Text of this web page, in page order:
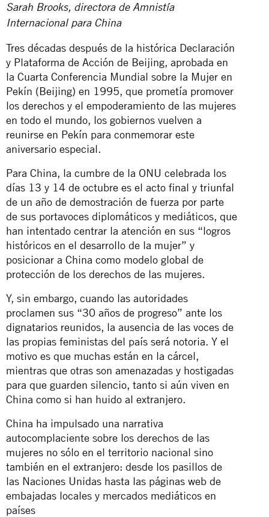
Sarah Brooks, directora de Amnistía
Internacional para China
Tres décadas después de la histórica Declaración
y Plataforma de Acción de Beijing, aprobada en
la Cuarta Conferencia Mundial sobre la Mujer en
Pekín (Beijing) en 1995, que prometía promover
los derechos y el empoderamiento de las mujeres
en todo el mundo, los gobiernos vuelven a
reunirse en Pekín para conmemorar este
aniversario especial.
Para China, la cumbre de la ONU celebrada los
días 13 y 14 de octubre es el acto final y triunfal
de un año de demostración de fuerza por parte
de sus portavoces diplomáticos y mediáticos, que
han intentado centrar la atención en sus “logros
históricos en el desarrollo de la mujer” y
posicionar a China como modelo global de
protección de los derechos de las mujeres.
Y, sin embargo, cuando las autoridades
proclamen sus “30 años de progreso” ante los
dignatarios reunidos, la ausencia de las voces de
las propias feministas del país será notoria. Y el
motivo es que muchas están en la cárcel,
mientras que otras son amenazadas y hostigadas
para que guarden silencio, tanto si aún viven en
China como si han huido al extranjero.
China ha impulsado una narrativa
autocomplaciente sobre los derechos de las
mujeres no sólo en el territorio nacional sino
también en el extranjero: desde los pasillos de
las Naciones Unidas hasta las páginas web de
embajadas locales y mercados mediáticos en
países